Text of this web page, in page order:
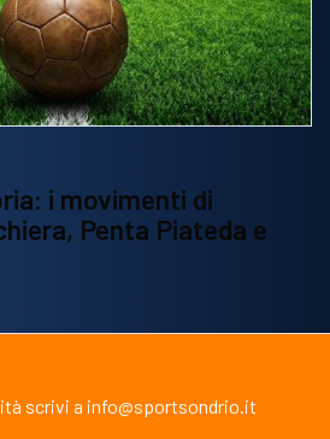
i movimenti di
Penta Piateda e
scrivi a info@sportsondrio.it